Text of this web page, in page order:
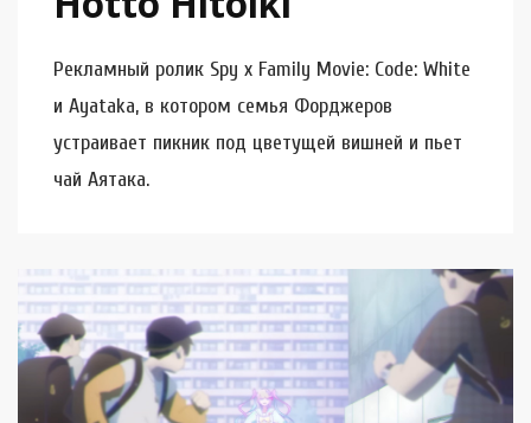
Рекламный ролик Spy x Family Movie: Code: White
и Ayataka, в котором семья Форджеров
устраивает пикник под цветущей вишней и пьет
чай Аятака.